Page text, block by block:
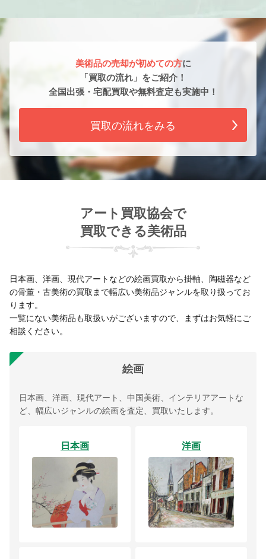
美術品の売却が初めての方に
「買取の流れ」をご紹介！
全国出張・宅配買取や無料査定も実施中！
買取の流れをみる
アート買取協会で
買取できる美術品
日本画、洋画、現代アートなどの絵画買取から掛軸、陶磁器など
の骨董・古美術の買取まで幅広い美術品ジャンルを取り扱ってお
ります。
一覧にない美術品も取扱いがございますので、まずはお気軽にご
相談ください。
絵画
日本画、洋画、現代アート、中国美術、インテリアアートな
ど、幅広いジャンルの絵画を査定、買取いたします。
日本画 洋画